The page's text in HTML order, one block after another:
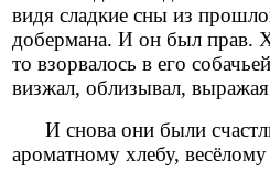
видя сладкие сны из
добермана. И он был прав.
то взорвалось в его
визжал, облизывал,
И снова они были
ароматному хлебу,